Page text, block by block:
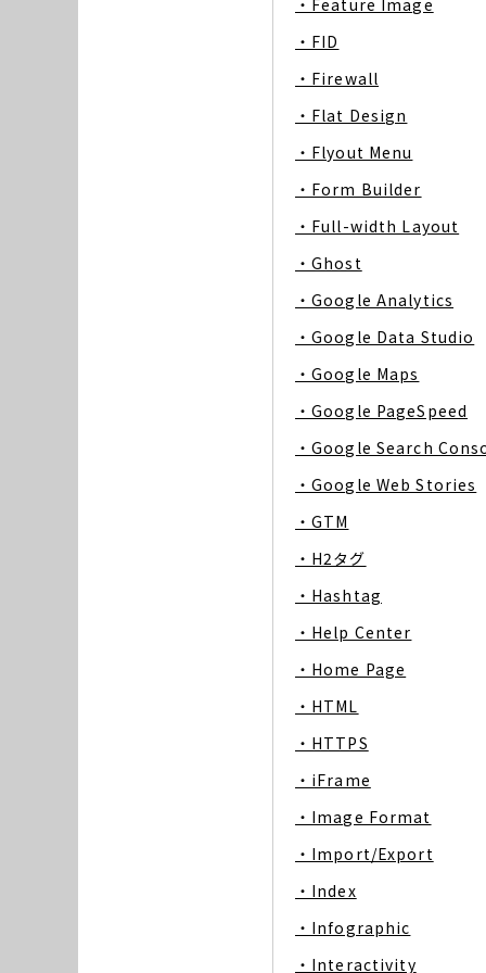
・Feature Image
・FID
・Firewall
・Flat Design
・Flyout Menu
・Form Builder
・Full-width Layout
・Ghost
・Google Analytics
・Google Data Studio
・Google Maps
・Google PageSpeed
・Google Search
・Google Web Stories
・GTM
・H2タグ
・Hashtag
・Help Center
・Home Page
・HTML
・HTTPS
・iFrame
・Image Format
・Import/Export
・Index
・Infographic
・Interactivity